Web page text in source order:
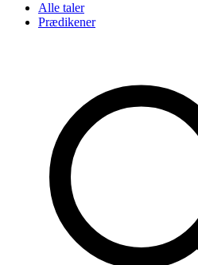
Alle taler
Prædikener